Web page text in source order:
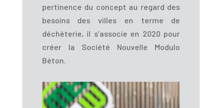
pertinence du concept au regard des
besoins des villes en terme de
déchèterie, il s’associe en 2020 pour
créer la Société Nouvelle Modulo
Béton.